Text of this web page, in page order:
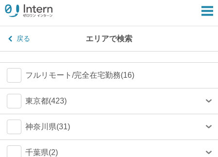
戻る エリアで検索
フルリモート/完全在宅勤務(16)
東京都(423)
港区(79)
渋谷区(75)
神奈川県(31)
横浜市(23)
千葉県(2)